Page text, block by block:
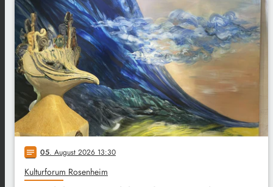
notes 05. August 2026 13:30
Kulturforum Rosenheim